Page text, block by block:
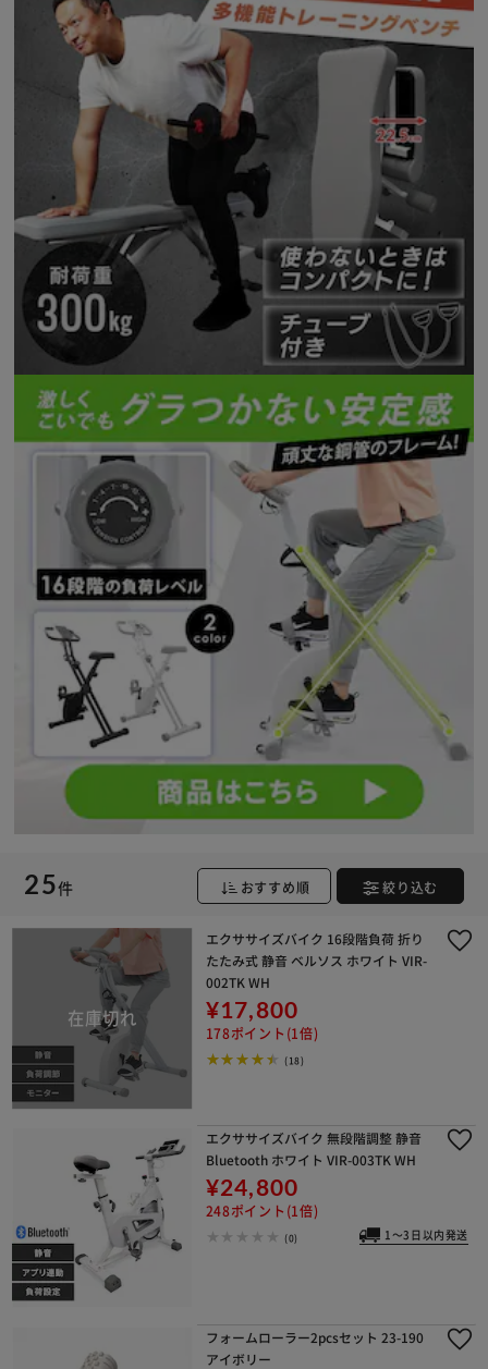
25件 おすすめ順 絞り込む
エクササイズバイク 16段階負荷 折り
たたみ式 静音 ベルソス ホワイト VIR-
002TK WH
¥17,800
178ポイント(1倍)
(18)
エクササイズバイク 無段階調整 静音
Bluetooth ホワイト VIR-003TK WH
¥24,800
248ポイント(1倍)
(0) 1～3日以内発送
フォームローラー2pcsセット 23-190
アイボリー